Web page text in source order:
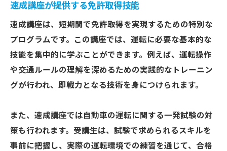
速成講座が提供する免許取得技能
速成講座は、短期間で免許取得を実現するための特別な
プログラムです。この講座では、運転に必要な基本的な
技能を集中的に学ぶことができます。例えば、運転操作
や交通ルールの理解を深めるための実践的なトレーニン
グが行われ、即戦力となる技術を身につけられます。
また、速成講座では自動車の運転に関する一発試験の対
策も行われます。受講生は、試験で求められるスキルを
事前に把握し、実際の運転環境での練習を通じて、合格